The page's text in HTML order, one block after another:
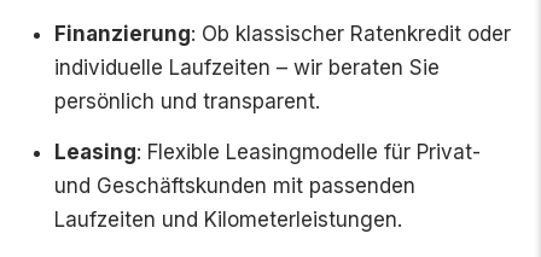
Finanzierung: Ob klassischer Ratenkredit oder
individuelle Laufzeiten – wir beraten Sie
persönlich und transparent.
Leasing: Flexible Leasingmodelle für Privat-
und Geschäftskunden mit passenden
Laufzeiten und Kilometerleistungen.